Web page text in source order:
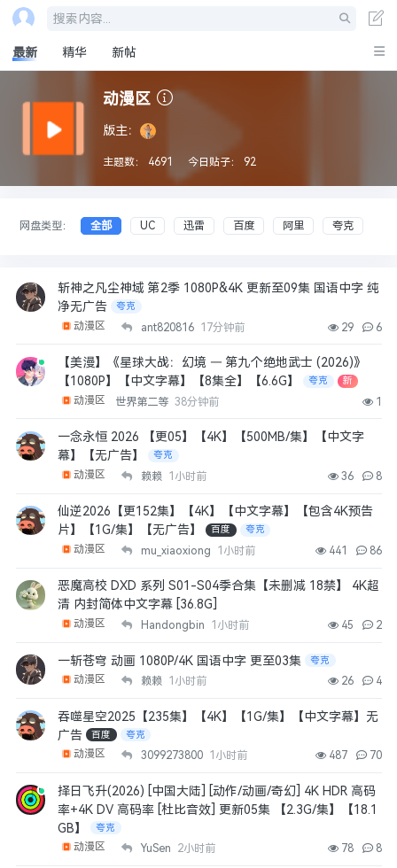
搜索内容...
最新 精华 新帖
动漫区
版主：
主题数： 4691 今日贴子： 92
网盘类型： 全部 UC 迅雷 百度 阿里 夸克
斩神之凡尘神域 第2季 1080P&4K 更新至09集 国语中字 纯
净无广告
夸克
动漫区 ant820816 17分钟前 29 6
【美漫】《星球大战：幻境 — 第九个绝地武士 (2026)》
【1080P】【中文字幕】【8集全】【6.6G】
夸克 新
动漫区 世界第二等 38分钟前 1
一念永恒 2026 【更05】【4K】【500MB/集】【中文字
幕】【无广告】
夸克
动漫区 赖赖 1小时前 36 8
仙逆2026【更152集】【4K】【中文字幕】【包含4K预告
片】【1G/集】【无广告】
百度 夸克
动漫区 mu_xiaoxiong 1小时前 441 86
恶魔高校 DXD 系列 S01-S04季合集【未删减 18禁】 4K超
清 内封简体中文字幕 [36.8G]
动漫区 Handongbin 1小时前 45 2
一斩苍穹 动画 1080P/4K 国语中字 更至03集 夸克
动漫区 赖赖 1小时前 26 4
吞噬星空2025【235集】【4K】【1G/集】【中文字幕】无
广告
百度 夸克
动漫区 3099273800 1小时前 487 70
择日飞升(2026) [中国大陆] [动作/动画/奇幻] 4K HDR 高码
率+4K DV 高码率 [杜比音效] 更新05集 【2.3G/集】【18.1
GB】
夸克
动漫区 YuSen 2小时前 78 8